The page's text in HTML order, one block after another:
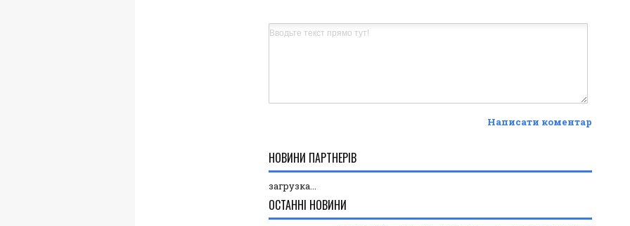
Написати коментар
НОВИНИ ПАРТНЕРІВ
загрузка...
ОСТАННІ НОВИНИ